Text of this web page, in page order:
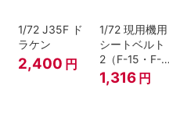
1/72 J35F ド
ラケン
2,400 円
1/72 現用機用
シートベルト
2（F-15・F-
16）
1,316 円